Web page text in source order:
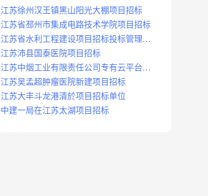
江苏徐州汉王镇黑山阳光大棚项目招标
江苏省邳州市集成电路技术学院项目招标
江苏省水利工程建设项目招标投标管理办
法
江苏沛县国泰医院项目招标
江苏中烟工业有限责任公司专有云平台扩
容项目招标
江苏吴孟超肿瘤医院新建项目招标
江苏大丰斗龙港清於项目招标单位
中建一局在江苏太湖项目招标